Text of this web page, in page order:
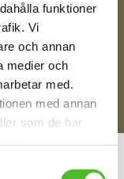
funktioner
Vi
och annan
medier och
med.
med annan
som de har
i